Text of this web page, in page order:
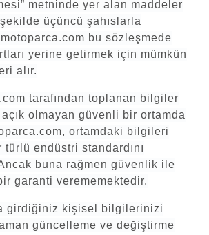
metninde yer alan maddeler
üçüncü şahıslarla
bu sözleşmede
yerine getirmek için mümkün
alır.
tarafından toplanan bilgiler
olmayan güvenli bir ortamda
ortamdaki bilgileri
endüstri standardını
buna rağmen güvenlik ile
garanti verememektedir.
girdiğiniz kişisel bilgilerinizi
güncelleme ve değiştirme